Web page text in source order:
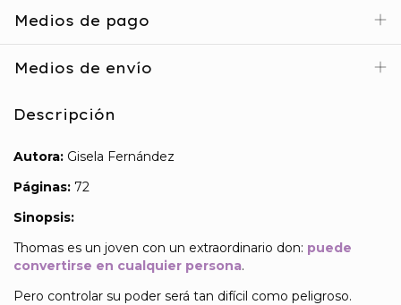
Medios de pago
Medios de envío
Descripción
Autora: Gisela Fernández
Páginas: 72
Sinopsis:
Thomas es un joven con un extraordinario don: puede
convertirse en cualquier persona.
Pero controlar su poder será tan difícil como peligroso.